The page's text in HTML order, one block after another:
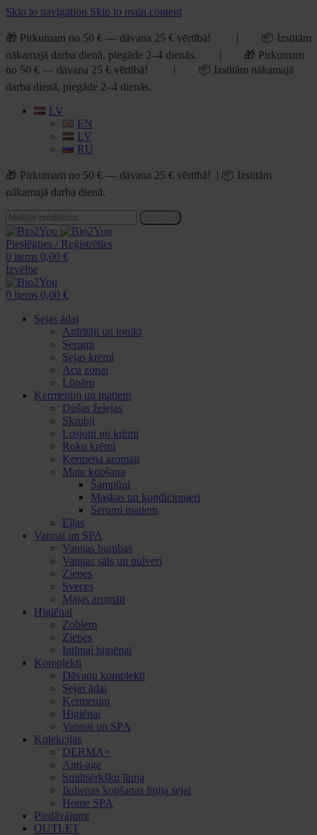
Skip to navigation Skip to main content
🎁 Pirkumam no 50 € — dāvana 25 € vērtībā! | 📦 Izsūtām
nākamajā darba dienā, piegāde 2–4 dienās. | 🎁 Pirkumam
no 50 € — dāvana 25 € vērtībā! | 📦 Izsūtām nākamajā
darba dienā, piegāde 2–4 dienās.
LV
EN
LV
RU
🎁 Pirkumam no 50 € — dāvana 25 € vērtībā! | 📦 Izsūtām
nākamajā darba dienā.
Pieslēgties / Reģistrēties
0 items 0,00 €
Izvēlne
0 items 0,00 €
Sejas ādai
Attīrītāji un toniki
Serumi
Sejas krēmi
Acu zonai
Lūpām
Ķermenim un matiem
Dušas želejas
Skrubji
Losjoni un krēmi
Roku krēmi
Ķermeņa aromāti
Matu kopšana
Šampūni
Maskas un kondicionieri
Serumi matiem
Eļļas
Vannai un SPA
Vannas bumbas
Vannas sāls un pulveri
Ziepes
Sveces
Mājas aromāti
Higiēnai
Zobiem
Ziepes
Intīmai higiēnai
Komplekti
Dāvanu komplekti
Sejas ādai
Ķermenim
Higiēnai
Vannai un SPA
Kolekcijas
DERMA+
Anti-age
Smiltsērkšķu līnija
Ikdienas kopšanas līnija sejai
Home SPA
Piedāvājumi
OUTLET